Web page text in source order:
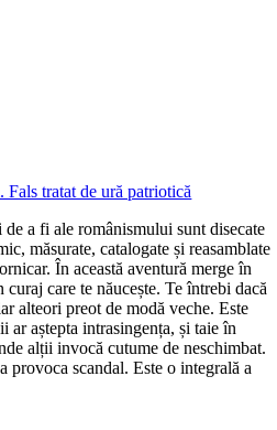
tratat de ură patriotică
a fi ale românismului sunt disecate
măsurate, catalogate și reasamblate
În această aventură merge în
care te năucește. Te întrebi dacă
alteori preot de modă veche. Este
ar aștepta intrasingența, și taie în
alții invocă cutume de neschimbat.
provoca scandal. Este o integrală a